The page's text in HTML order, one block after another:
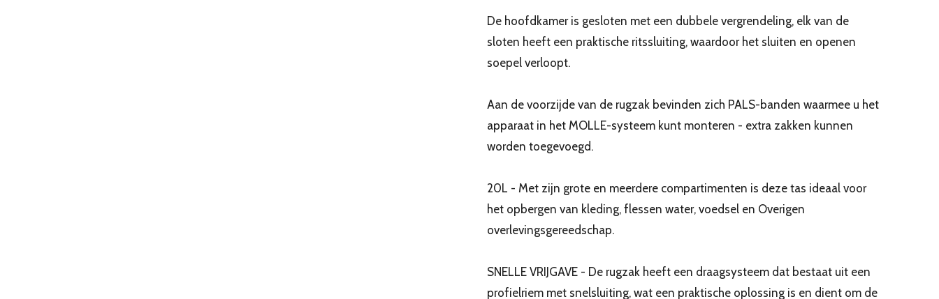
De hoofdkamer is gesloten met een dubbele vergrendeling, elk van de
sloten heeft een praktische ritssluiting, waardoor het sluiten en openen
soepel verloopt.
Aan de voorzijde van de rugzak bevinden zich PALS-banden waarmee u het
apparaat in het MOLLE-systeem kunt monteren - extra zakken kunnen
worden toegevoegd.
20L - Met zijn grote en meerdere compartimenten is deze tas ideaal voor
het opbergen van kleding, flessen water, voedsel en Overigen
overlevingsgereedschap.
SNELLE VRIJGAVE - De rugzak heeft een draagsysteem dat bestaat uit een
profielriem met snelsluiting, wat een praktische oplossing is en dient om de